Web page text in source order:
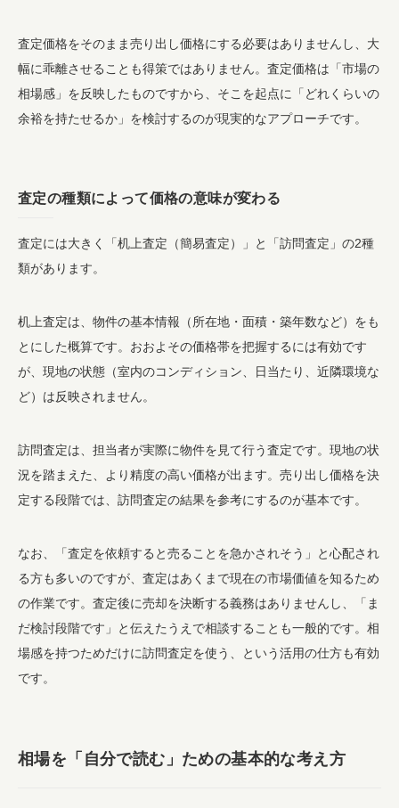
査定価格をそのまま売り出し価格にする必要はありませんし、大
幅に乖離させることも得策ではありません。査定価格は「市場の
相場感」を反映したものですから、そこを起点に「どれくらいの
余裕を持たせるか」を検討するのが現実的なアプローチです。
査定の種類によって価格の意味が変わる
査定には大きく「机上査定（簡易査定）」と「訪問査定」の2種
類があります。
机上査定は、物件の基本情報（所在地・面積・築年数など）をも
とにした概算です。おおよその価格帯を把握するには有効です
が、現地の状態（室内のコンディション、日当たり、近隣環境な
ど）は反映されません。
訪問査定は、担当者が実際に物件を見て行う査定です。現地の状
況を踏まえた、より精度の高い価格が出ます。売り出し価格を決
定する段階では、訪問査定の結果を参考にするのが基本です。
なお、「査定を依頼すると売ることを急かされそう」と心配され
る方も多いのですが、査定はあくまで現在の市場価値を知るため
の作業です。査定後に売却を決断する義務はありませんし、「ま
だ検討段階です」と伝えたうえで相談することも一般的です。相
場感を持つためだけに訪問査定を使う、という活用の仕方も有効
です。
相場を「自分で読む」ための基本的な考え方